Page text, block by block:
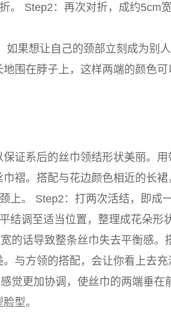
。 Step2：再次对折，成约5cm宽
果想让自己的颈部立刻成为别
围在脖子上，这样两端的颜色
证系后的丝巾领结形状美丽。用
褶。搭配与花边颜色相近的长裙
上。 Step2：打两次活结，即成一
结调至适当位置，整理成花朵形
的话导致整条丝巾失去平衡感。
与方领的搭配，会让你看上去充
觉更加协调，使丝巾的两端垂在
型。